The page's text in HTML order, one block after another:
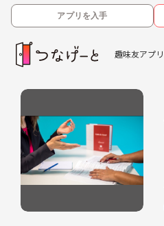
アプリを入手
趣味友アプリ